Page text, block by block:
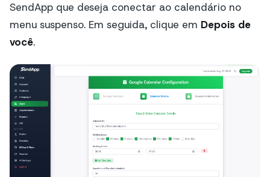
SendApp que deseja conectar ao calendário no
menu suspenso. Em seguida, clique em Depois de
você.